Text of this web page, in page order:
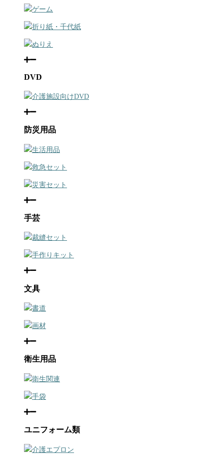
ゲーム
折り紙・千代紙
ぬりえ
DVD
介護施設向けDVD
防災用品
生活用品
救急セット
災害セット
手芸
裁縫セット
手作りキット
文具
書道
画材
衛生用品
衛生関連
手袋
ユニフォーム類
介護エプロン